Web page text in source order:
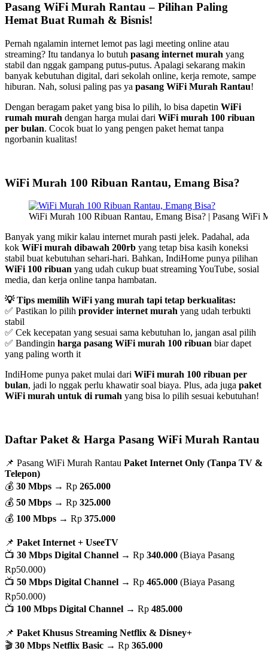
Pasang WiFi Murah Rantau – Pilihan Paling
Hemat Buat Rumah & Bisnis!
Pernah ngalamin internet lemot pas lagi meeting online atau
streaming? Itu tandanya lo butuh pasang internet murah yang
stabil dan nggak gampang putus-putus. Apalagi sekarang makin
banyak kebutuhan digital, dari sekolah online, kerja remote, sampe
hiburan. Nah, solusi paling pas ya pasang WiFi Murah Rantau!
Dengan beragam paket yang bisa lo pilih, lo bisa dapetin WiFi
rumah murah dengan harga mulai dari WiFi murah 100 ribuan
per bulan. Cocok buat lo yang pengen paket hemat tanpa
ngorbanin kualitas!
WiFi Murah 100 Ribuan Rantau, Emang Bisa?
WiFi Murah 100 Ribuan Rantau, Emang Bisa? | Pasang WiFi
Banyak yang mikir kalau internet murah pasti jelek. Padahal, ada
kok WiFi murah dibawah 200rb yang tetap bisa kasih koneksi
stabil buat kebutuhan sehari-hari. Bahkan, IndiHome punya pilihan
WiFi 100 ribuan yang udah cukup buat streaming YouTube, sosial
media, dan kerja online tanpa hambatan.
💡 Tips memilih WiFi yang murah tapi tetap berkualitas:
✅ Pastikan lo pilih provider internet murah yang udah terbukti
stabil
✅ Cek kecepatan yang sesuai sama kebutuhan lo, jangan asal pilih
✅ Bandingin harga pasang WiFi murah 100 ribuan biar dapet
yang paling worth it
IndiHome punya paket mulai dari WiFi murah 100 ribuan per
bulan, jadi lo nggak perlu khawatir soal biaya. Plus, ada juga paket
WiFi murah untuk di rumah yang bisa lo pilih sesuai kebutuhan!
Daftar Paket & Harga Pasang WiFi Murah Rantau
📌 Pasang WiFi Murah Rantau Paket Internet Only (Tanpa TV &
Telepon)
💰 30 Mbps → Rp 265.000
💰 50 Mbps → Rp 325.000
💰 100 Mbps → Rp 375.000
📌 Paket Internet + UseeTV
📺 30 Mbps Digital Channel → Rp 340.000 (Biaya Pasang
Rp50.000)
📺 50 Mbps Digital Channel → Rp 465.000 (Biaya Pasang
Rp50.000)
📺 100 Mbps Digital Channel → Rp 485.000
📌 Paket Khusus Streaming Netflix & Disney+
🎬 30 Mbps Netflix Basic → Rp 365.000